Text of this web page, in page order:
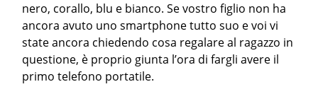
nero, corallo, blu e bianco. Se vostro figlio non ha
ancora avuto uno smartphone tutto suo e voi vi
state ancora chiedendo cosa regalare al ragazzo in
questione, è proprio giunta l’ora di fargli avere il
primo telefono portatile.